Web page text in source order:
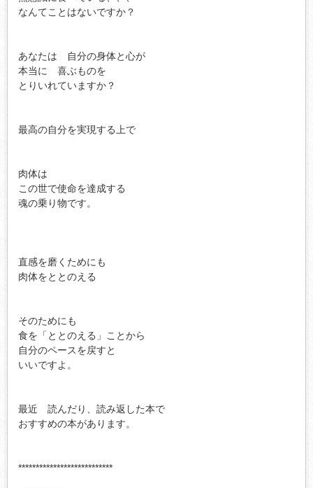
なんてことはないですか？
あなたは　自分の身体と心が
本当に　喜ぶものを
とりいれていますか？
最高の自分を実現する上で
肉体は
この世で使命を達成する
魂の乗り物です。
直感を磨くためにも
肉体をととのえる
そのためにも
食を「ととのえる」ことから
自分のペースを戻すと
いいですよ。
最近　読んだり、読み返した本で
おすすめの本があります。
***************************